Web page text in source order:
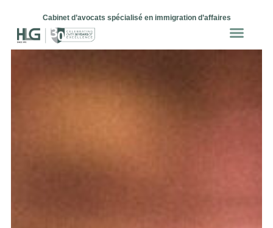
Cabinet d’avocats spécialisé en immigration d’affaires